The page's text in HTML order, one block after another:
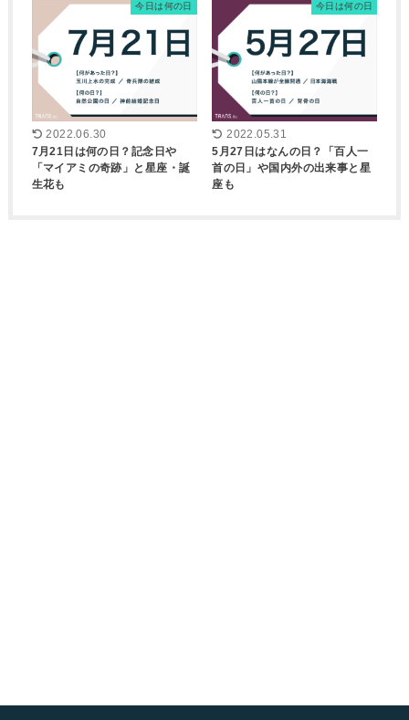
今日は何の日
2022.06.30
7月21日は何の日？記念日や
「マイアミの奇跡」と星座・誕
生花も
今日は何の日
2022.05.31
5月27日はなんの日？「百人一
首の日」や国内外の出来事と星
座も